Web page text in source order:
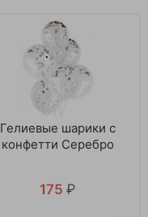
Гелиевые шарики с
конфетти Серебро
175 ₽